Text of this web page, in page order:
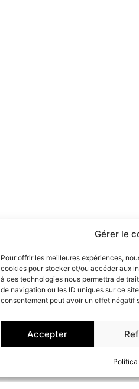
Gérer le
Pour offrir les meilleures expériences,
cookies pour stocker et/ou accéder aux
à ces technologies nous permettra de
de navigation ou les ID uniques sur ce
consentement peut avoir un effet
Accepter